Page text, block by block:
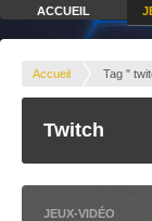
ACCUEIL
Accueil Tag "
Twitch
JEUX-VIDÉO